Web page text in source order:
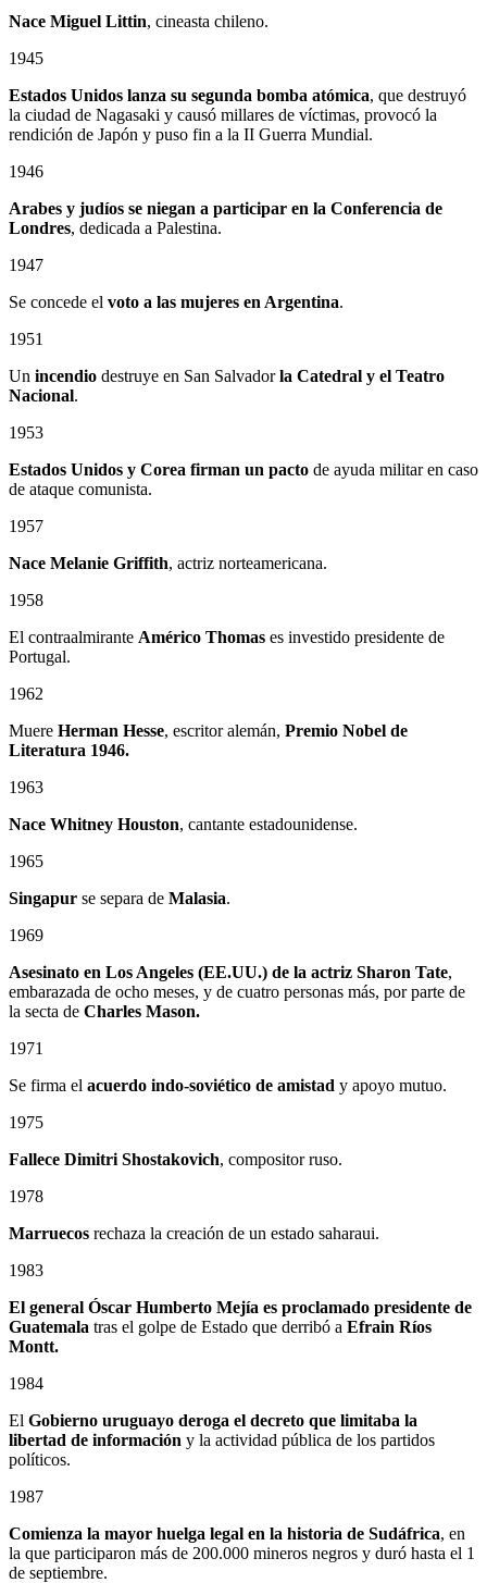
Nace Miguel Littin, cineasta chileno.
1945
Estados Unidos lanza su segunda bomba atómica, que destruyó
la ciudad de Nagasaki y causó millares de víctimas, provocó la
rendición de Japón y puso fin a la II Guerra Mundial.
1946
Arabes y judíos se niegan a participar en la Conferencia de
Londres, dedicada a Palestina.
1947
Se concede el voto a las mujeres en Argentina.
1951
Un incendio destruye en San Salvadorla Catedral y el Teatro
Nacional.
1953
Estados Unidos y Corea firman un pacto de ayuda militar en caso
de ataque comunista.
1957
Nace Melanie Griffith, actriz norteamericana.
1958
El contraalmirante Américo Thomas es investido presidente de
Portugal.
1962
Muere Herman Hesse, escritor alemán, Premio Nobel de
Literatura 1946.
1963
Nace Whitney Houston, cantante estadounidense.
1965
Singapur se separa de Malasia.
1969
Asesinato en Los Angeles (EE.UU.) de la actriz Sharon Tate,
embarazada de ocho meses, y de cuatro personas más, por parte de
la secta de Charles Mason.
1971
Se firma el acuerdo indo-soviético de amistad y apoyo mutuo.
1975
Fallece Dimitri Shostakovich, compositor ruso.
1978
Marruecos rechaza la creación de un estado saharaui.
1983
El general Óscar Humberto Mejía es proclamado presidente de
Guatemala tras el golpe de Estado que derribó a Efrain Ríos
Montt.
1984
El Gobierno uruguayo deroga el decreto que limitaba la
libertad de información y la actividad pública de los partidos
políticos.
1987
Comienza la mayor huelga legal en la historia de Sudáfrica, en
la que participaron más de 200.000 mineros negros y duró hasta el 1
de septiembre.